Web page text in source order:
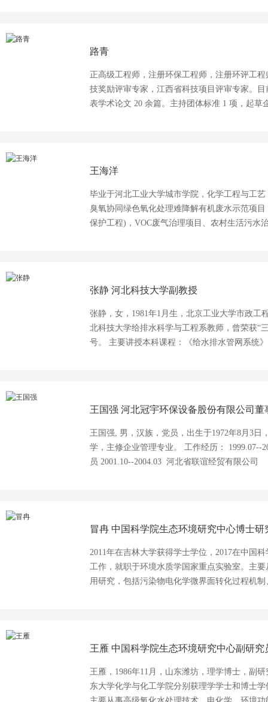
路青
正高级工程师，注册环保工程师，注册环评工
技奖励评审专家，江西省科技项目评审专家。
表学术论文 20 余篇。主持团体标准 1 项，起草
王海洋
毕业于河北工业大学城市学院，化学工程与工
臭氧协同绿色氧化处理难降解有机废水示范项
保护工程)，VOC废气治理项目、农村生活污水
张静 河北科技大学副教授
张静，女，1981年1月生，北京工业大学市政工
北科技大学给排水科学与工程系教师，曾荣获“
号。 主要讲授本科课程：《给水排水管网系统
省教育厅课题1项，主持河北省科技支撑计划项
2项；授权国家专利6项；第1作者发表高水平研
余篇。
王国强 河北冠宇环保设备股份有限公司董
王国强, 男，汉族，党员，出生于1972年8月3
学，主修企业管理专业。 工作经历：
员 2001.10--2004.03 河北省联谊经贸有限公司
环境保护产业协会理事； 2021年至今任石家庄
会副会长； 2022年5月至今任石家庄市新华区
选“石家庄市十百千人才工程”创业管理人才；
年度新华区诚信守法民营企业家”； 2018年，
冒冉 中国科学院生态环境研究中心博士研
2011年在吉林大学获得学士学位，2017在中国
工作，就职于环境水质学国家重点实验室。主
用研究，包括污染物电化学微界面转化过程机
国科学院院长优秀奖、北京市优秀毕业生。
王雁 中国科学院生态环境研究中心副研究
王雁，1986年11月，山东潍坊，理学博士，副
东大学化学与化工学院分别获理学学士和博士